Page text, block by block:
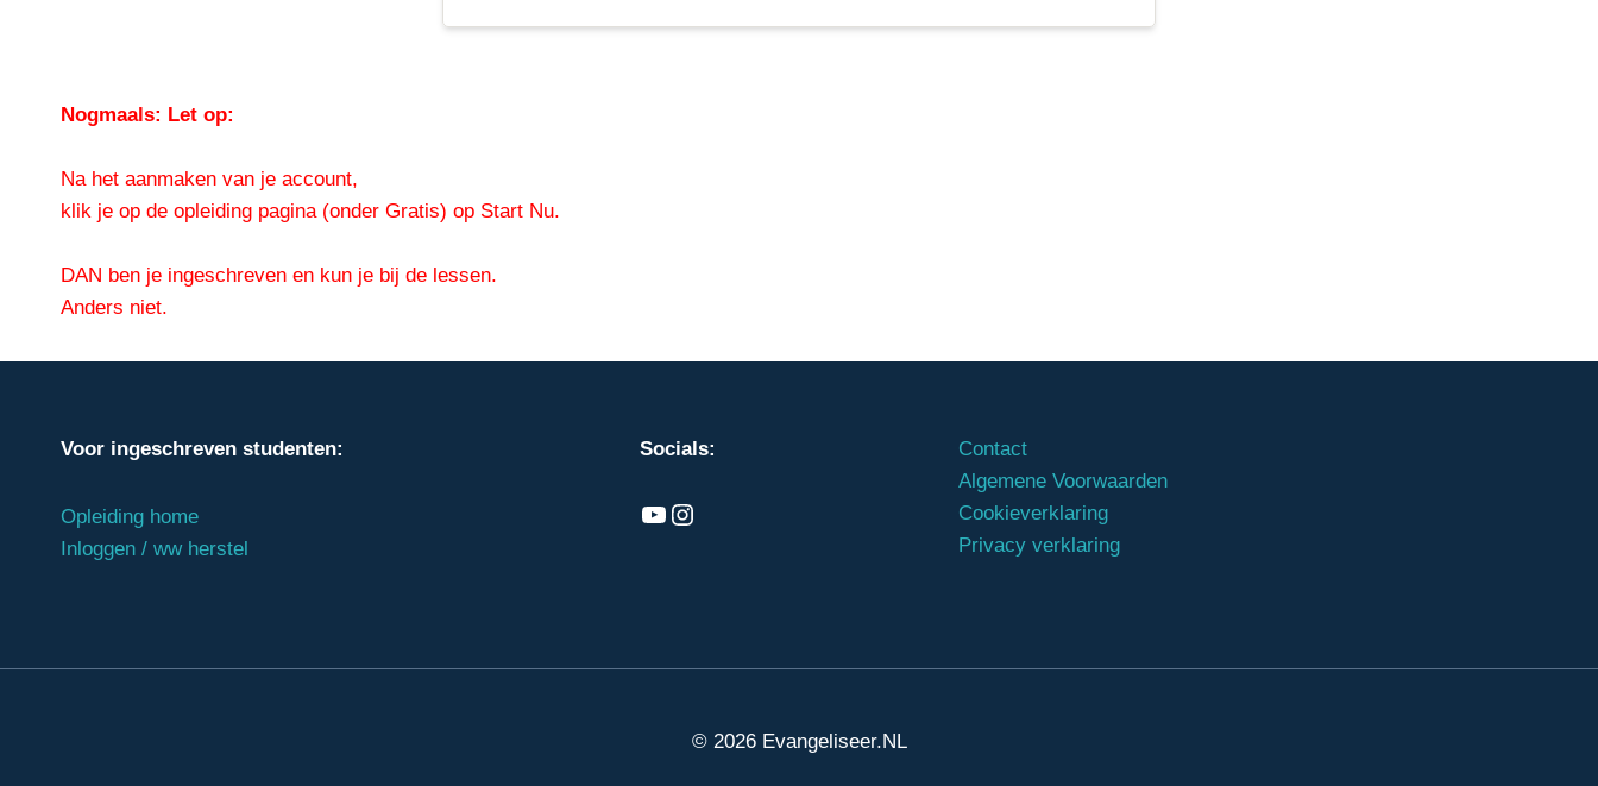
Nogmaals: Let op:
Na het aanmaken van je account,
klik je op de opleiding pagina (onder Gratis) op Start Nu.
DAN ben je ingeschreven en kun je bij de lessen.
Anders niet.
Voor ingeschreven studenten:
Opleiding home
Inloggen / ww herstel
Socials:
Ons kanaalInstagram
Contact
Algemene Voorwaarden
Cookieverklaring
Privacy verklaring
© 2026 Evangeliseer.NL